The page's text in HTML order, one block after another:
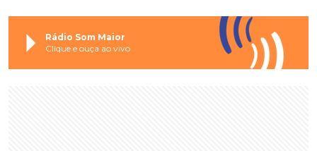
Rádio Som Maior
Clique e ouça ao vivo